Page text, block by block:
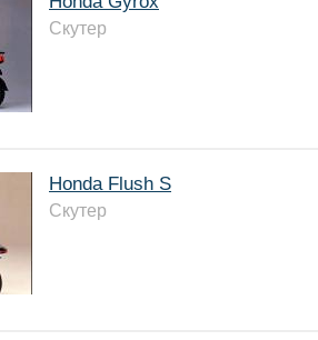
Скутер
Honda Flush S
Скутер